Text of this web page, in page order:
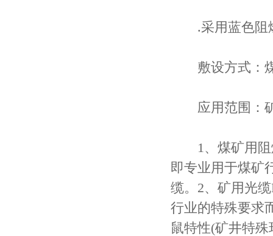
.采用蓝色阻燃
敷设方式：煤
应用范围：矿
1、煤矿用阻
即专业用于煤矿
缆。2、矿用光
行业的特殊要求
鼠特性(矿井特